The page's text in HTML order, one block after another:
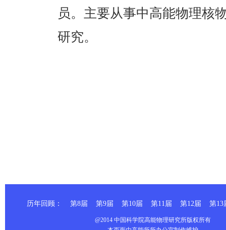
员。主要从事中高能物理核
研究。
历年回顾： 第8届 第9届 第10届 第11届 第12届 第13
@2014 中国科学院高能物理研究所版权所有